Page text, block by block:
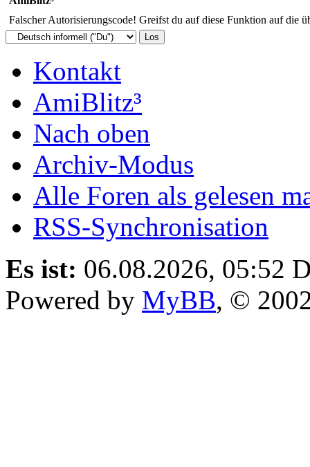
Falscher Autorisierungscode! Greifst du auf diese Funktion auf die
Kontakt
AmiBlitz³
Nach oben
Archiv-Modus
Alle Foren als gelesen
RSS-Synchronisation
Es ist: 06.08.2026, 05:52
Powered by MyBB, ©